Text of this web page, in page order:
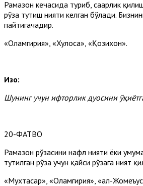
Рамазон кечасида туриб, саҳарлик
рўза тутиш нияти келган бўлади.
пайтигачадир.
«Оламгирия», «Хулоса», «Қозихон».
Изоҳ:
Шунинг учун ифторлик дуосини
20-ФАТВО
Рамазон рўзасини нафл нияти ёки
тутилган рўза учун қайси рўзага ният
«Мухтасар», «Оламгирия», «ал-